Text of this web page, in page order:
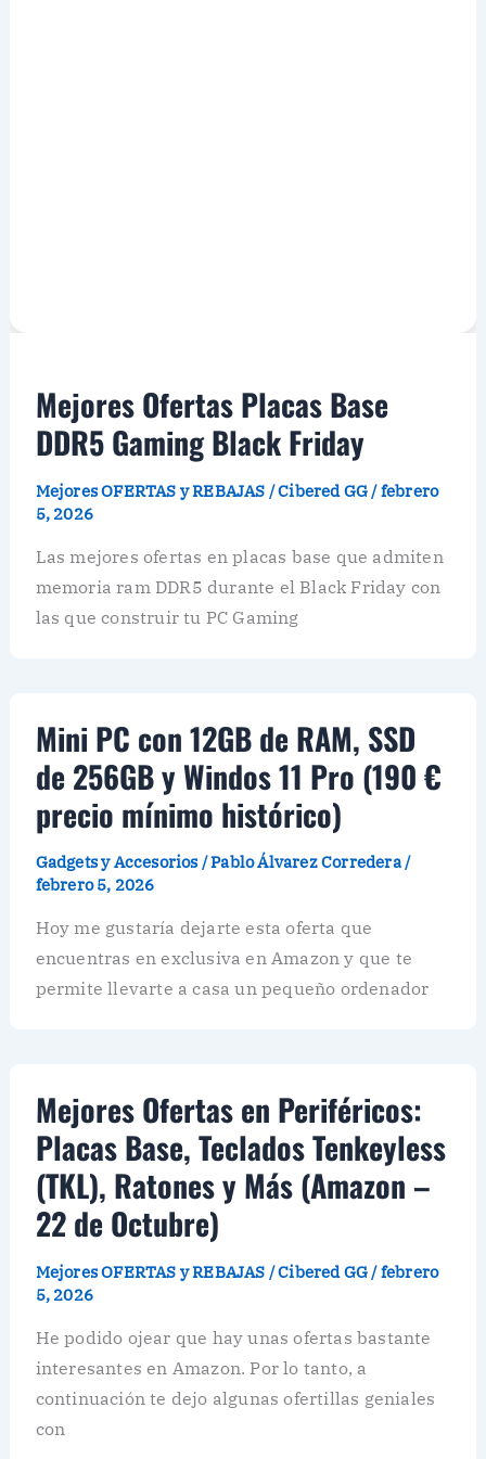
Mejores Ofertas Placas Base
DDR5 Gaming Black Friday
Mejores OFERTAS y REBAJAS /Cibered GG /febrero
5, 2026
Las mejores ofertas en placas base que admiten
memoria ram DDR5 durante el Black Friday con
las que construir tu PC Gaming
Mini PC con 12GB de RAM, SSD
de 256GB y Windos 11 Pro (190 €
precio mínimo histórico)
Gadgets y Accesorios /Pablo Álvarez Corredera/
febrero 5, 2026
Hoy me gustaría dejarte esta oferta que
encuentras en exclusiva en Amazon y que te
permite llevarte a casa un pequeño ordenador
Mejores Ofertas en Periféricos:
Placas Base, Teclados Tenkeyless
(TKL), Ratones y Más (Amazon –
22 de Octubre)
Mejores OFERTAS y REBAJAS /Cibered GG/febrero
5, 2026
He podido ojear que hay unas ofertas bastante
interesantes en Amazon. Por lo tanto, a
continuación te dejo algunas ofertillas geniales
con